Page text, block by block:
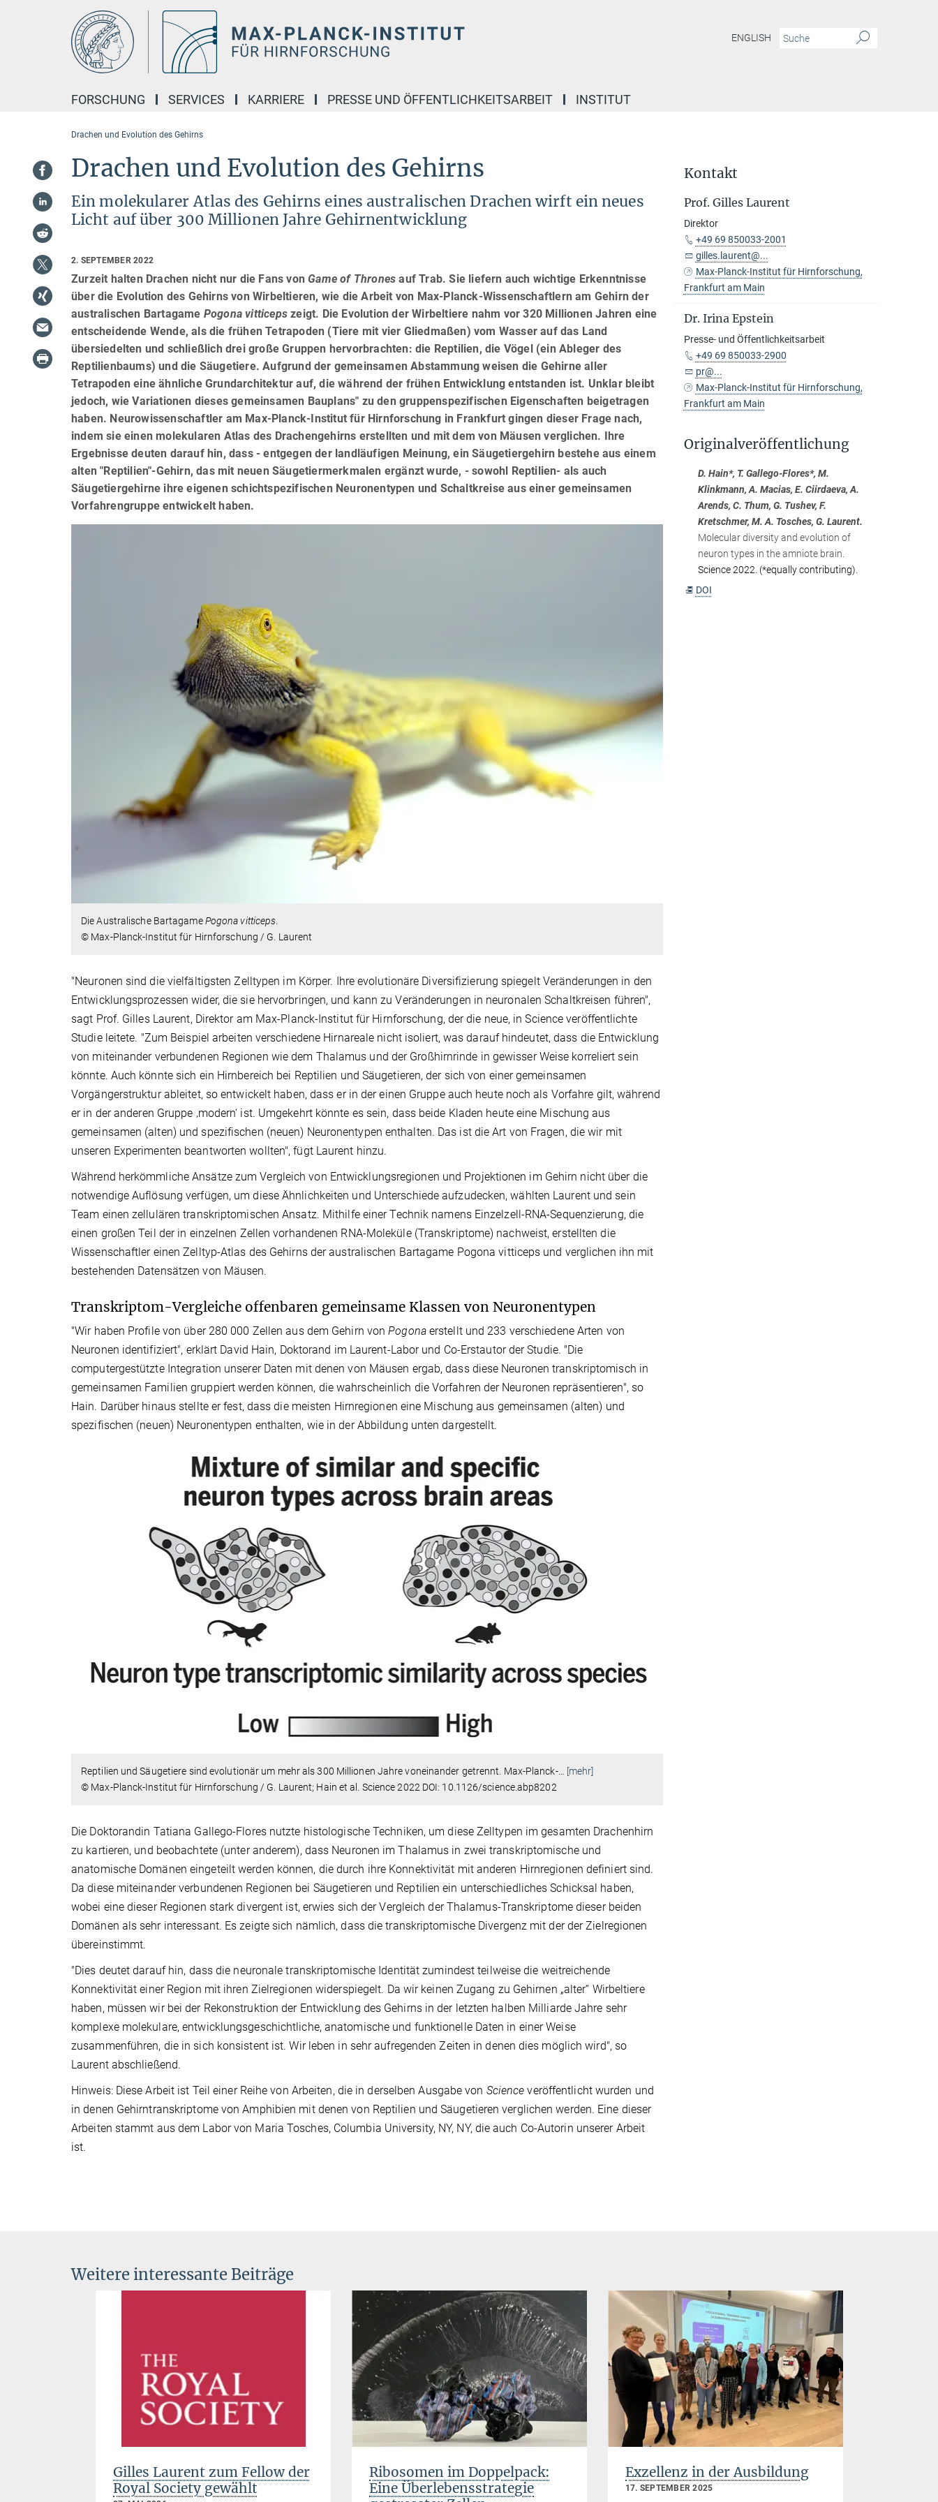
ENGLISH
FORSCHUNG SERVICES KARRIERE PRESSE UND ÖFFENTLICHKEITSARBEIT INSTITUT
Drachen und Evolution des Gehirns
Drachen und Evolution des Gehirns
Ein molekularer Atlas des Gehirns eines australischen Drachen wirft ein neues
Licht auf über 300 Millionen Jahre Gehirnentwicklung
2. SEPTEMBER 2022
Zurzeit halten Drachen nicht nur die Fans vonGame of Thronesauf Trab. Sie liefern auch wichtige Erkenntnisse
über die Evolution des Gehirns von Wirbeltieren, wie die Arbeit von Max-Planck-Wissenschaftlern am Gehirn der
australischen Bartagame Pogona vitticeps zeigt. Die Evolution der Wirbeltiere nahm vor 320 Millionen Jahren eine
entscheidende Wende, als die frühen Tetrapoden (Tiere mit vier Gliedmaßen) vom Wasser auf das Land
übersiedelten und schließlich drei große Gruppen hervorbrachten: die Reptilien, die Vögel (ein Ableger des
Reptilienbaums) und die Säugetiere. Aufgrund der gemeinsamen Abstammung weisen die Gehirne aller
Tetrapoden eine ähnliche Grundarchitektur auf, die während der frühen Entwicklung entstanden ist. Unklar bleibt
jedoch, wie Variationen dieses gemeinsamen Bauplans" zu den gruppenspezifischen Eigenschaften beigetragen
haben. Neurowissenschaftler am Max-Planck-Institut für Hirnforschung in Frankfurt gingen dieser Frage nach,
indem sie einen molekularen Atlas des Drachengehirns erstellten und mit dem von Mäusen verglichen. Ihre
Ergebnisse deuten darauf hin, dass - entgegen der landläufigen Meinung, ein Säugetiergehirn bestehe aus einem
alten "Reptilien"-Gehirn, das mit neuen Säugetiermerkmalen ergänzt wurde, - sowohl Reptilien- als auch
Säugetiergehirne ihre eigenen schichtspezifischen Neuronentypen und Schaltkreise aus einer gemeinsamen
Vorfahrengruppe entwickelt haben.
Die Australische BartagamePogona vitticeps
© Max-Planck-Institut für Hirnforschung / G. Laurent
"Neuronen sind die vielfältigsten Zelltypen im Körper. Ihre evolutionäre Diversifizierung spiegelt Veränderungen in den
Entwicklungsprozessen wider, die sie hervorbringen, und kann zu Veränderungen in neuronalen Schaltkreisen führen",
sagt Prof. Gilles Laurent, Direktor am Max-Planck-Institut für Hirnforschung, der die neue, in Science veröffentlichte
Studie leitete. "Zum Beispiel arbeiten verschiedene Hirnareale nicht isoliert, was darauf hindeutet, dass die Entwicklung
von miteinander verbundenen Regionen wie dem Thalamus und der Großhirnrinde in gewisser Weise korreliert sein
könnte. Auch könnte sich ein Hirnbereich bei Reptilien und Säugetieren, der sich von einer gemeinsamen
Vorgängerstruktur ableitet, so entwickelt haben, dass er in der einen Gruppe auch heute noch als Vorfahre gilt, während
er in der anderen Gruppe ‚modern‘ ist. Umgekehrt könnte es sein, dass beide Kladen heute eine Mischung aus
gemeinsamen (alten) und spezifischen (neuen) Neuronentypen enthalten. Das ist die Art von Fragen, die wir mit
unseren Experimenten beantworten wollten", fügt Laurent hinzu.
Während herkömmliche Ansätze zum Vergleich von Entwicklungsregionen und Projektionen im Gehirn nicht über die
notwendige Auflösung verfügen, um diese Ähnlichkeiten und Unterschiede aufzudecken, wählten Laurent und sein
Team einen zellulären transkriptomischen Ansatz. Mithilfe einer Technik namens Einzelzell-RNA-Sequenzierung, die
einen großen Teil der in einzelnen Zellen vorhandenen RNA-Moleküle (Transkriptome) nachweist, erstellten die
Wissenschaftler einen Zelltyp-Atlas des Gehirns der australischen Bartagame Pogona vitticeps und verglichen ihn mit
bestehenden Datensätzen von Mäusen.
Transkriptom-Vergleiche offenbaren gemeinsame Klassen von Neuronentypen
"Wir haben Profile von über 280 000 Zellen aus dem Gehirn vonPogonaerstellt und 233 verschiedene Arten von
Neuronen identifiziert", erklärt David Hain, Doktorand im Laurent-Labor und Co-Erstautor der Studie. "Die
computergestützte Integration unserer Daten mit denen von Mäusen ergab, dass diese Neuronen transkriptomisch in
gemeinsamen Familien gruppiert werden können, die wahrscheinlich die Vorfahren der Neuronen repräsentieren", so
Hain. Darüber hinaus stellte er fest, dass die meisten Hirnregionen eine Mischung aus gemeinsamen (alten) und
spezifischen (neuen) Neuronentypen enthalten, wie in der Abbildung unten dargestellt.
Reptilien und Säugetiere sind evolutionär um mehr als 300 Millionen Jahre voneinander getrennt. Max-Planck-…
[mehr]
© Max-Planck-Institut für Hirnforschung / G. Laurent; Hain et al. Science 2022 DOI: 10.1126/science.abp8202
Die Doktorandin Tatiana Gallego-Flores nutzte histologische Techniken, um diese Zelltypen im gesamten Drachenhirn
zu kartieren, und beobachtete (unter anderem), dass Neuronen im Thalamus in zwei transkriptomische und
anatomische Domänen eingeteilt werden können, die durch ihre Konnektivität mit anderen Hirnregionen definiert sind.
Da diese miteinander verbundenen Regionen bei Säugetieren und Reptilien ein unterschiedliches Schicksal haben,
wobei eine dieser Regionen stark divergent ist, erwies sich der Vergleich der Thalamus-Transkriptome dieser beiden
Domänen als sehr interessant. Es zeigte sich nämlich, dass die transkriptomische Divergenz mit der der Zielregionen
übereinstimmt.
"Dies deutet darauf hin, dass die neuronale transkriptomische Identität zumindest teilweise die weitreichende
Konnektivität einer Region mit ihren Zielregionen widerspiegelt. Da wir keinen Zugang zu Gehirnen „alter“ Wirbeltiere
haben, müssen wir bei der Rekonstruktion der Entwicklung des Gehirns in der letzten halben Milliarde Jahre sehr
komplexe molekulare, entwicklungsgeschichtliche, anatomische und funktionelle Daten in einer Weise
zusammenführen, die in sich konsistent ist. Wir leben in sehr aufregenden Zeiten in denen dies möglich wird", so
Laurent abschließend.
Hinweis: Diese Arbeit ist Teil einer Reihe von Arbeiten, die in derselben Ausgabe von Science veröffentlicht wurden und
in denen Gehirntranskriptome von Amphibien mit denen von Reptilien und Säugetieren verglichen werden. Eine dieser
Arbeiten stammt aus dem Labor von Maria Tosches, Columbia University, NY, NY, die auch Co-Autorin unserer Arbeit
ist.
Kontakt
Prof. Gilles Laurent
Direktor
+49 69 850033-2001
gilles.laurent@...
Max-Planck-Institut für Hirnforschung,
Frankfurt am Main
Dr. Irina Epstein
Presse- und Öffentlichkeitsarbeit
+49 69 850033-2900
pr@...
Max-Planck-Institut für Hirnforschung,
Frankfurt am Main
Originalveröffentlichung
D. Hain*, T. Gallego-Flores*, M.
Klinkmann, A. Macias, E. Ciirdaeva, A.
Arends, C. Thum, G. Tushev, F.
Kretschmer, M. A. Tosches, G. Laurent.
Molecular diversity and evolution of
neuron types in the amniote brain.
Science 2022. (*equally contributing).
DOI
Weitere interessante Beiträge
Gilles Laurent zum Fellow der
Royal Society gewählt
Ribosomen im Doppelpack:
Eine Überlebensstrategie
Exzellenz in der Ausbildung
17. SEPTEMBER 2025